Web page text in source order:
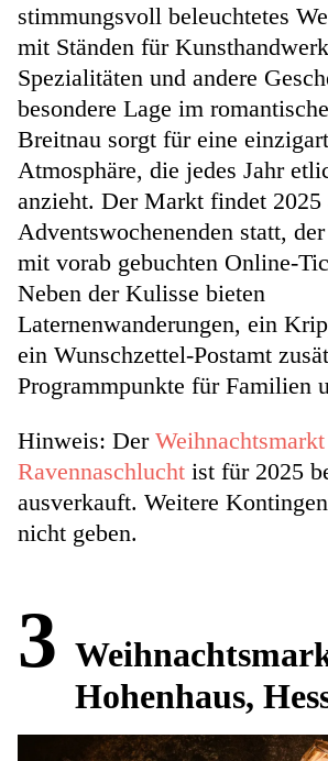
stimmungsvoll beleuchtetes
mit Ständen für
Spezialitäten und andere
besondere Lage im
Breitnau sorgt für eine
Atmosphäre, die jedes Jahr
anzieht. Der Markt findet
Adventswochenenden statt,
mit vorab gebuchten Online-
Neben der Kulisse bieten
Laternenwanderungen, ein
ein Wunschzettel-Postamt
Programmpunkte für Familien
Hinweis: Der
Ravennaschlucht ist für 2025
ausverkauft. Weitere
nicht geben.
3
Hohenhaus,